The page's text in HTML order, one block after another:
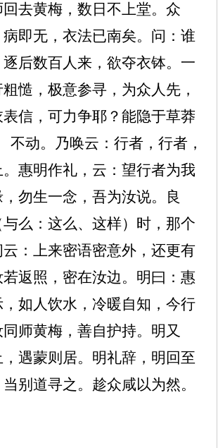
去黄梅，数日不上堂。众
即无，衣法已南矣。问：谁
后数百人来，欲夺衣钵。一
慥，极意参寻，为众人先，
信，可力争耶？能隐于草莽
不动。乃唤云：行者，行者，
惠明作礼，云：望行者为我
勿生一念，吾为汝说。良
么：这么、这样）时，那个
：上来密语密意外，还更有
返照，密在汝边。明曰：惠
如人饮水，冷暖自知，今行
师黄梅，善自护持。明又
遇蒙则居。明礼辞，明回至
别道寻之。趁众咸以为然。